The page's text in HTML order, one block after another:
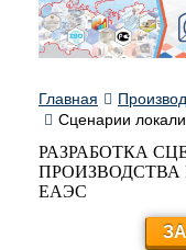
Главная
Сценарии
РАЗРАБОТКА
ЕАЭС